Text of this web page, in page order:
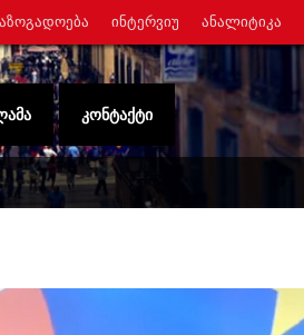
ᲘᲜᲢᲔᲠᲕᲘᲣ ᲐᲜᲐᲚᲘᲢᲘᲙᲐ
ᲙᲝᲜᲢᲐᲥᲢᲘ